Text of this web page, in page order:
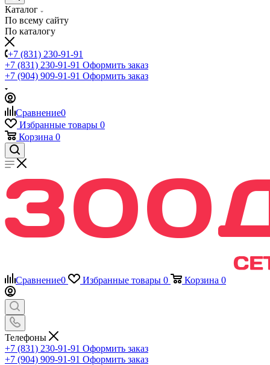
Каталог
По всему сайту
По каталогу
+7 (831) 230-91-91
+7 (831) 230-91-91 Оформить заказ
+7 (904) 909-91-91 Оформить заказ
Сравнение0
Избранные товары 0
Корзина 0
Сравнение0 Избранные товары 0 Корзина 0
Телефоны
+7 (831) 230-91-91 Оформить заказ
+7 (904) 909-91-91 Оформить заказ